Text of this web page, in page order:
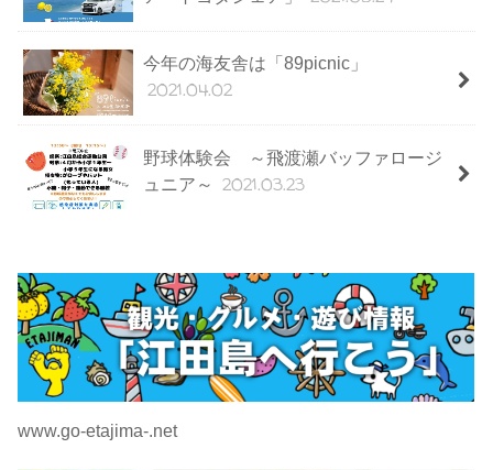
今年の海友舎は「89picnic」
2021.04.02
野球体験会 ～飛渡瀬バッファロージ
ュニア～
2021.03.23
www.go-etajima-.net